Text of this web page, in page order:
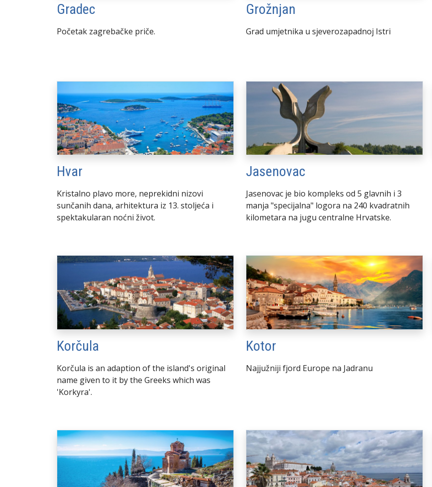
Gradec
Početak zagrebačke priče.
Grožnjan
Grad umjetnika u sjeverozapadnoj Istri
Hvar
Kristalno plavo more, neprekidni nizovi
sunčanih dana, arhitektura iz 13. stoljeća i
spektakularan noćni život.
Jasenovac
Jasenovac je bio kompleks od 5 glavnih i 3
manja "specijalna" logora na 240 kvadratnih
kilometara na jugu centralne Hrvatske.
Korčula
Korčula is an adaption of the island's original
name given to it by the Greeks which was
'Korkyra'.
Kotor
Najjužniji fjord Europe na Jadranu